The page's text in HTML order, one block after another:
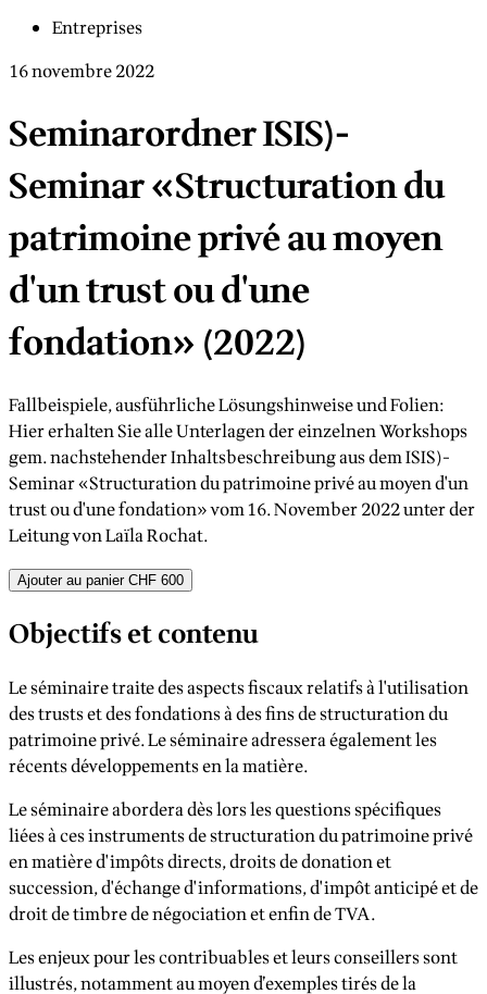
Entreprises
16 novembre 2022
Seminarordner ISIS)-
Seminar «Structuration du
patrimoine privé au moyen
d'un trust ou d'une
fondation» (2022)
Fallbeispiele, ausführliche Lösungshinweise und Folien:
Hier erhalten Sie alle Unterlagen der einzelnen Workshops
gem. nachstehender Inhaltsbeschreibung aus dem ISIS)-
Seminar «Structuration du patrimoine privé au moyen d'un
trust ou d'une fondation» vom 16. November 2022 unter der
Leitung von Laïla Rochat.
Ajouter au panier CHF 600
Objectifs et contenu
Le séminaire traite des aspects fiscaux relatifs à l'utilisation
des trusts et des fondations à des fins de structuration du
patrimoine privé. Le séminaire adressera également les
récents développements en la matière.
Le séminaire abordera dès lors les questions spécifiques
liées à ces instruments de structuration du patrimoine privé
en matière d'impôts directs, droits de donation et
succession, d'échange d'informations, d'impôt anticipé et de
droit de timbre de négociation et enfin de TVA.
Les enjeux pour les contribuables et leurs conseillers sont
illustrés, notamment au moyen d’exemples tirés de la